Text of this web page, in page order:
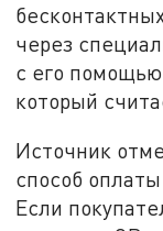
через
с его
который
Источник
способ
Если